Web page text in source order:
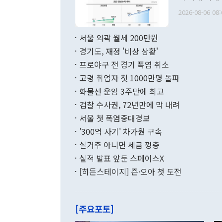
관의 무리한
다. [정동영 통일부 장관이 지난달 23일 오후 서울 종로구 정부서울청사에
무너졌다고
함께 4자 대
"우리의 선
관은 업무
이 9월 러시
료=한국은행] 한국은행이 6일 발표한 '2026년 6월 국제수지(잠정)'
며 월간 기
196.9% 급
수출은
기록했지만
로 전환됐다.
는 배당수입
2026-08-06
서울 외곽 월세 200만원
경기도, 재정 '비상 상황'
프로야구 전 경기 폭염 취소
고령 취업자 첫 1000만명 돌파
화물선 운임 3주만에 최고
검찰 수사권, 72년만에 막 내려
서울 첫 폭염중대경보
'300억 사기' 차가원 구속
실거주 아니면 세금 껑충
실적 발표 앞둔 스페이스X
[히든스테이지] 즌·오아 첫 도전
[주요포토]